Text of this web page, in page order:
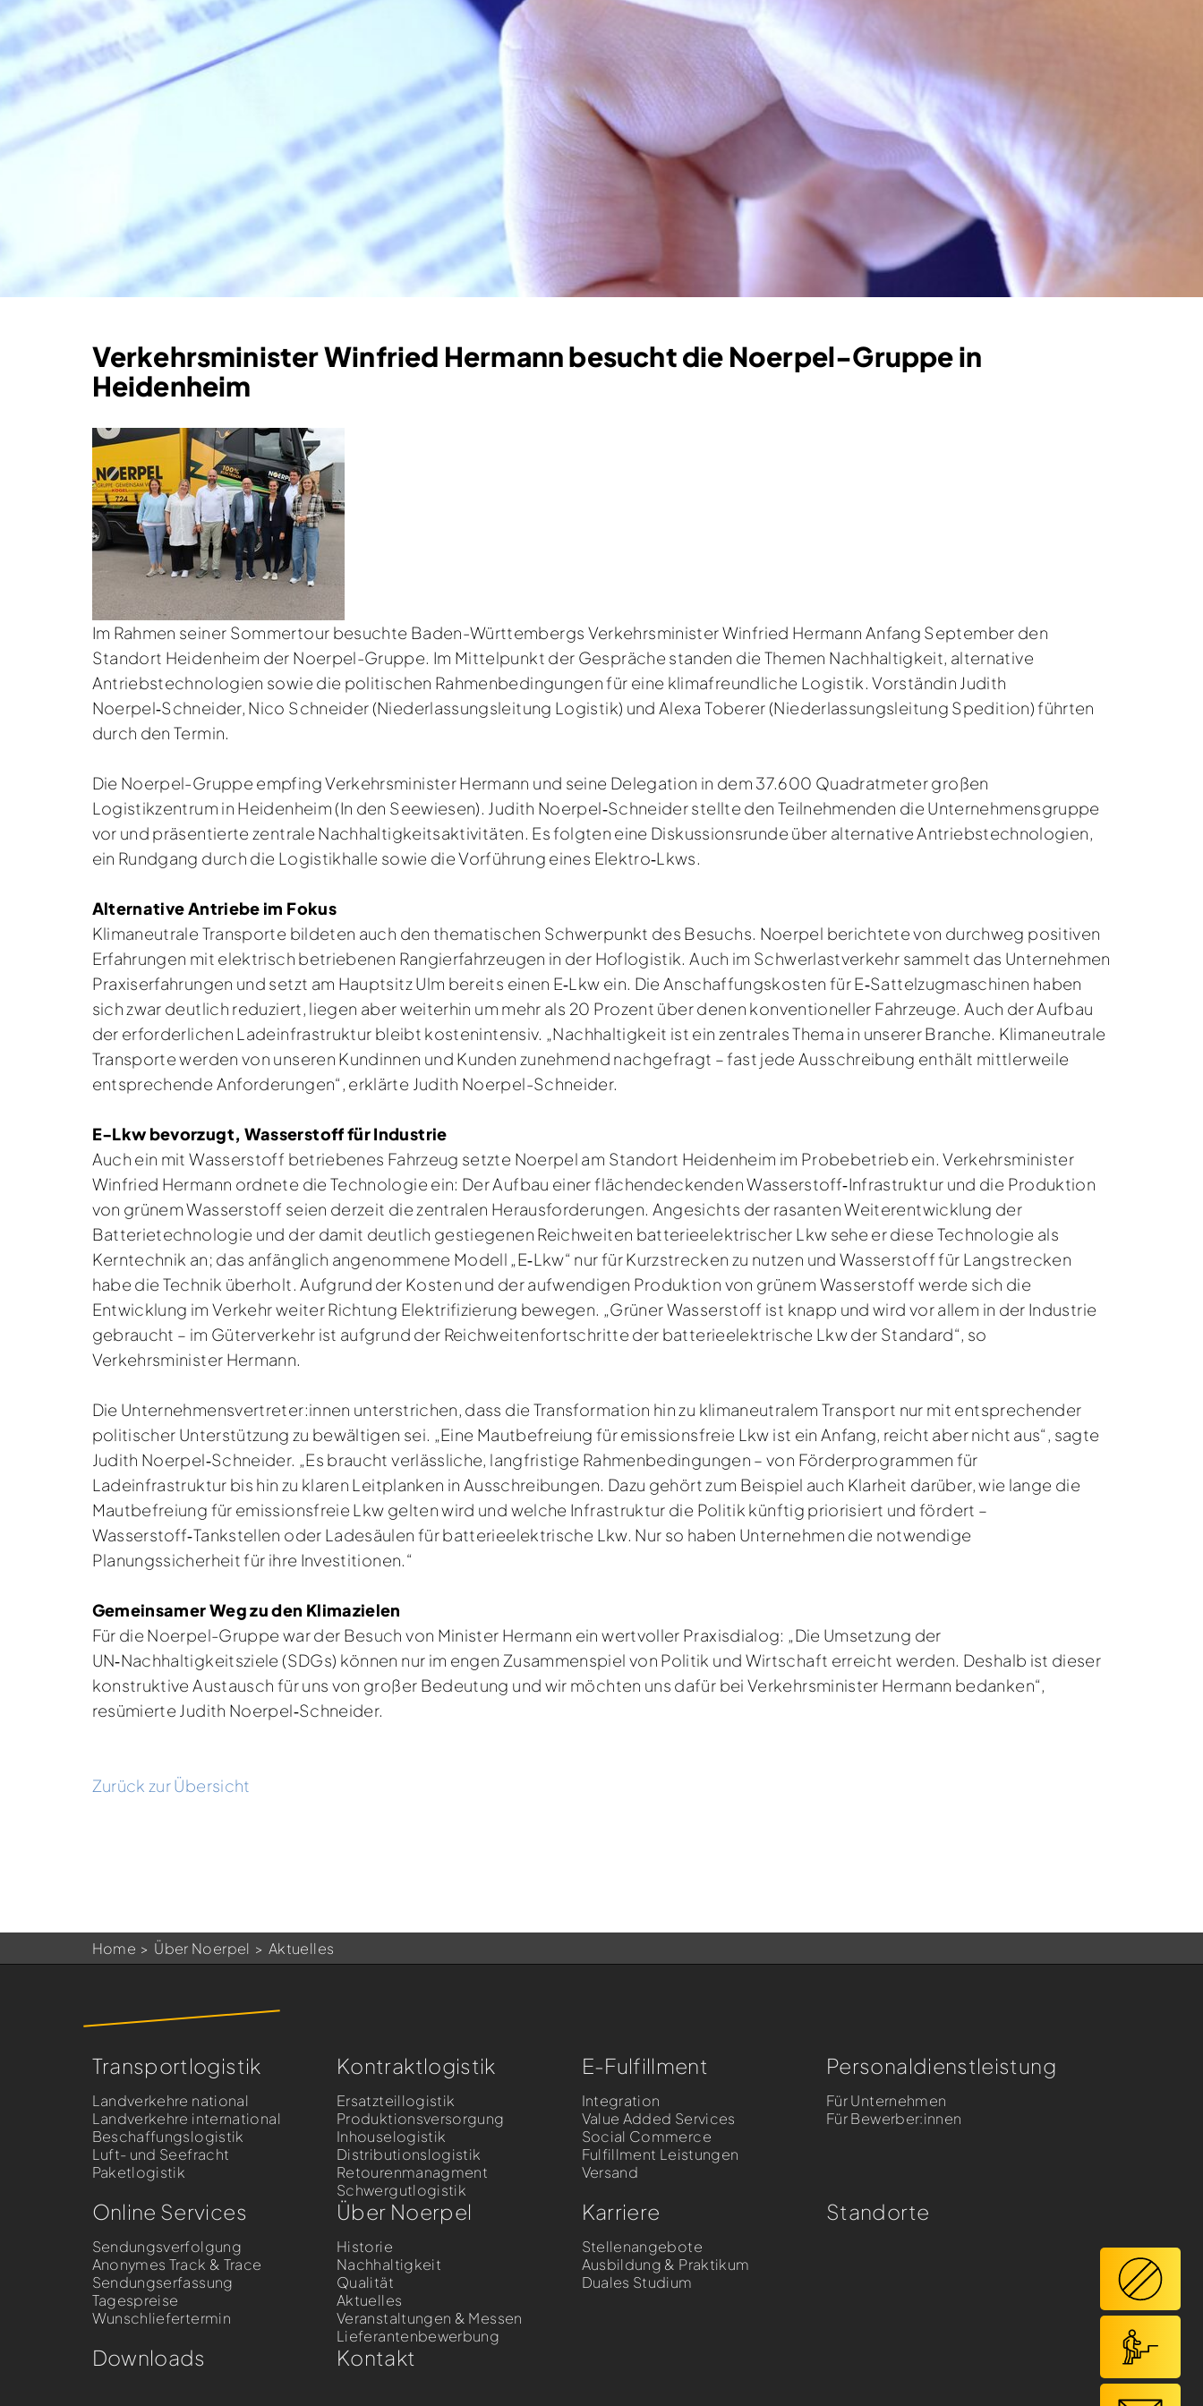
Home Über Noerpel Aktuelles
Verkehrsminister Winfried Hermann besucht die Noerpel-Gruppe in
Heidenheim
Im Rahmen seiner Sommertour besuchte Baden-Württembergs Verkehrsminister Winfried Hermann Anfang September den
Standort Heidenheim der Noerpel-Gruppe. Im Mittelpunkt der Gespräche standen die Themen Nachhaltigkeit, alternative
Antriebstechnologien sowie die politischen Rahmenbedingungen für eine klimafreundliche Logistik. Vorständin Judith
Noerpel‑Schneider, Nico Schneider (Niederlassungsleitung Logistik) und Alexa Toberer (Niederlassungsleitung Spedition) führten
durch den Termin.
Die Noerpel-Gruppe empfing Verkehrsminister Hermann und seine Delegation in dem 37.600 Quadratmeter großen
Logistikzentrum in Heidenheim (In den Seewiesen). Judith Noerpel‑Schneider stellte den Teilnehmenden die Unternehmensgruppe
vor und präsentierte zentrale Nachhaltigkeitsaktivitäten. Es folgten eine Diskussionsrunde über alternative Antriebstechnologien,
ein Rundgang durch die Logistikhalle sowie die Vorführung eines Elektro‑Lkws.
Alternative Antriebe im Fokus
Klimaneutrale Transporte bildeten auch den thematischen Schwerpunkt des Besuchs. Noerpel berichtete von durchweg positiven
Erfahrungen mit elektrisch betriebenen Rangierfahrzeugen in der Hoflogistik. Auch im Schwerlastverkehr sammelt das Unternehmen
Praxiserfahrungen und setzt am Hauptsitz Ulm bereits einen E‑Lkw ein. Die Anschaffungskosten für E‑Sattelzugmaschinen haben
sich zwar deutlich reduziert, liegen aber weiterhin um mehr als 20 Prozent über denen konventioneller Fahrzeuge. Auch der Aufbau
der erforderlichen Ladeinfrastruktur bleibt kostenintensiv. „Nachhaltigkeit ist ein zentrales Thema in unserer Branche. Klimaneutrale
Transporte werden von unseren Kundinnen und Kunden zunehmend nachgefragt – fast jede Ausschreibung enthält mittlerweile
entsprechende Anforderungen“, erklärte Judith Noerpel-Schneider.
E-Lkw bevorzugt, Wasserstoff für Industrie
Auch ein mit Wasserstoff betriebenes Fahrzeug setzte Noerpel am Standort Heidenheim im Probebetrieb ein. Verkehrsminister
Winfried Hermann ordnete die Technologie ein: Der Aufbau einer flächendeckenden Wasserstoff‑Infrastruktur und die Produktion
von grünem Wasserstoff seien derzeit die zentralen Herausforderungen. Angesichts der rasanten Weiterentwicklung der
Batterietechnologie und der damit deutlich gestiegenen Reichweiten batterieelektrischer Lkw sehe er diese Technologie als
Kerntechnik an; das anfänglich angenommene Modell „E‑Lkw“ nur für Kurzstrecken zu nutzen und Wasserstoff für Langstrecken
habe die Technik überholt. Aufgrund der Kosten und der aufwendigen Produktion von grünem Wasserstoff werde sich die
Entwicklung im Verkehr weiter Richtung Elektrifizierung bewegen. „Grüner Wasserstoff ist knapp und wird vor allem in der Industrie
gebraucht – im Güterverkehr ist aufgrund der Reichweitenfortschritte der batterieelektrische Lkw der Standard“, so
Verkehrsminister Hermann.
Die Unternehmensvertreter:innen unterstrichen, dass die Transformation hin zu klimaneutralem Transport nur mit entsprechender
politischer Unterstützung zu bewältigen sei. „Eine Mautbefreiung für emissionsfreie Lkw ist ein Anfang, reicht aber nicht aus“, sagte
Judith Noerpel‑Schneider. „Es braucht verlässliche, langfristige Rahmenbedingungen – von Förderprogrammen für
Ladeinfrastruktur bis hin zu klaren Leitplanken in Ausschreibungen. Dazu gehört zum Beispiel auch Klarheit darüber, wie lange die
Mautbefreiung für emissionsfreie Lkw gelten wird und welche Infrastruktur die Politik künftig priorisiert und fördert –
Wasserstoff‑Tankstellen oder Ladesäulen für batterieelektrische Lkw. Nur so haben Unternehmen die notwendige
Planungssicherheit für ihre Investitionen.“
Gemeinsamer Weg zu den Klimazielen
Für die Noerpel-Gruppe war der Besuch von Minister Hermann ein wertvoller Praxisdialog: „Die Umsetzung der
UN‑Nachhaltigkeitsziele (SDGs) können nur im engen Zusammenspiel von Politik und Wirtschaft erreicht werden. Deshalb ist dieser
konstruktive Austausch für uns von großer Bedeutung und wir möchten uns dafür bei Verkehrsminister Hermann bedanken“,
resümierte Judith Noerpel‑Schneider.
Zurück zur Übersicht
Transportlogistik
Landverkehre national
Landverkehre international
Beschaffungslogistik
Luft- und Seefracht
Paketlogistik
Kontraktlogistik
Ersatzteillogistik
Produktionsversorgung
Inhouselogistik
Distributionslogistik
Retourenmanagment
Schwergutlogistik
E-Fulfillment
Integration
Value Added Services
Social Commerce
Fulfillment Leistungen
Versand
Personaldienst­leistung
Für Unternehmen
Für Bewerber:innen
Online Services
Sendungsverfolgung
Anonymes Track & Trace
Sendungserfassung
Tagespreise
Wunschliefertermin
Über Noerpel
Historie
Nachhaltigkeit
Qualität
Aktuelles
Veranstaltungen & Messen
Lieferantenbewerbung
Karriere
Stellenangebote
Ausbildung & Praktikum
Duales Studium
Standorte
Downloads Kontakt